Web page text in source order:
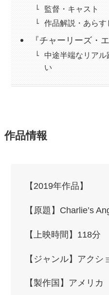
監督・キャスト
作品解説・あらす
『チャーリーズ・
中途半端なリア
い
作品情報
【2019年作品】
【原題】Charlie’s
【上映時間】118分
【ジャンル】アクシ
【製作国】アメリカ